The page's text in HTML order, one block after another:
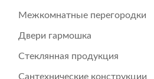
Межкомнатные перегородки
Двери гармошка
Стеклянная продукция
Сантехнические конструкции